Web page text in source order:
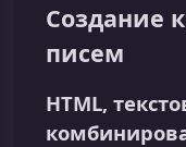
Создание
писем
HTML,